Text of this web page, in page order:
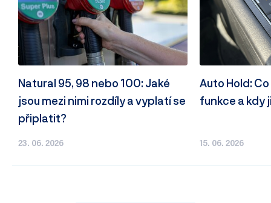
23. 06. 2026
Natural 95, 98 nebo 100: Jaké
jsou mezi nimi rozdíly a vyplatí se
připlatit?
15. 06. 2026
Auto Hold:
funkce a kdy